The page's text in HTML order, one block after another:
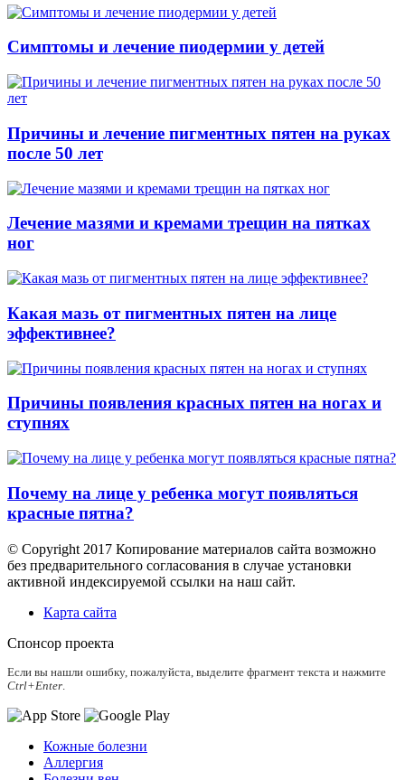
Симптомы и лечение пиодермии у детей
Причины и лечение пигментных пятен на руках
после 50 лет
Лечение мазями и кремами трещин на пятках
ног
Какая мазь от пигментных пятен на лице
эффективнее?
Причины появления красных пятен на ногах и
ступнях
Почему на лице у ребенка могут появляться
красные пятна?
© Copyright 2017 Копирование материалов сайта возможно
без предварительного согласования в случае установки
активной индексируемой ссылки на наш сайт.
Карта сайта
Спонсор проекта
Если вы нашли ошибку, пожалуйста, выделите фрагмент текста и нажмите
Ctrl+Enter
Кожные болезни
Аллергия